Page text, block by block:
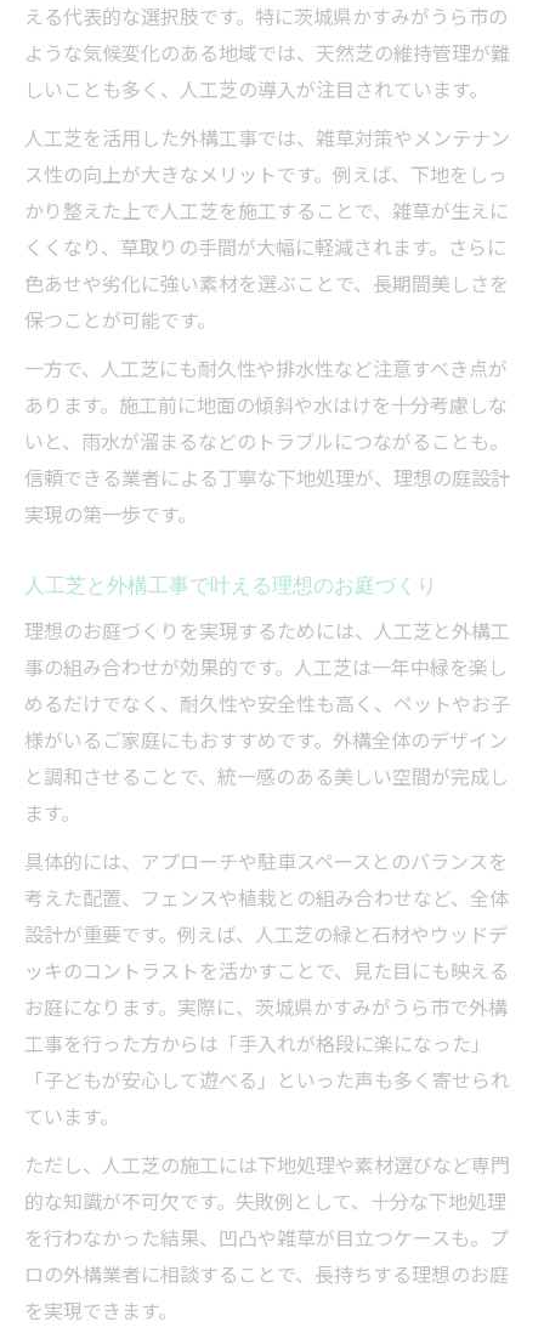
える代表的な選択肢です。特に茨城県かすみがうら市の
ような気候変化のある地域では、天然芝の維持管理が難
しいことも多く、人工芝の導入が注目されています。
人工芝を活用した外構工事では、雑草対策やメンテナン
ス性の向上が大きなメリットです。例えば、下地をしっ
かり整えた上で人工芝を施工することで、雑草が生えに
くくなり、草取りの手間が大幅に軽減されます。さらに
色あせや劣化に強い素材を選ぶことで、長期間美しさを
保つことが可能です。
一方で、人工芝にも耐久性や排水性など注意すべき点が
あります。施工前に地面の傾斜や水はけを十分考慮しな
いと、雨水が溜まるなどのトラブルにつながることも。
信頼できる業者による丁寧な下地処理が、理想の庭設計
実現の第一歩です。
人工芝と外構工事で叶える理想のお庭づくり
理想のお庭づくりを実現するためには、人工芝と外構工
事の組み合わせが効果的です。人工芝は一年中緑を楽し
めるだけでなく、耐久性や安全性も高く、ペットやお子
様がいるご家庭にもおすすめです。外構全体のデザイン
と調和させることで、統一感のある美しい空間が完成し
ます。
具体的には、アプローチや駐車スペースとのバランスを
考えた配置、フェンスや植栽との組み合わせなど、全体
設計が重要です。例えば、人工芝の緑と石材やウッドデ
ッキのコントラストを活かすことで、見た目にも映える
お庭になります。実際に、茨城県かすみがうら市で外構
工事を行った方からは「手入れが格段に楽になった」
「子どもが安心して遊べる」といった声も多く寄せられ
ています。
ただし、人工芝の施工には下地処理や素材選びなど専門
的な知識が不可欠です。失敗例として、十分な下地処理
を行わなかった結果、凹凸や雑草が目立つケースも。プ
ロの外構業者に相談することで、長持ちする理想のお庭
を実現できます。